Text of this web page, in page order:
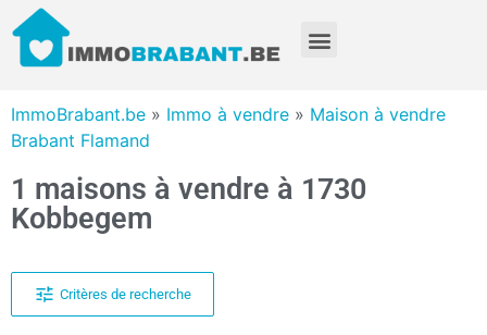
ImmoBrabant.be » Immo à vendre » Maison à vendre
Brabant Flamand
1 maisons à vendre à 1730
Kobbegem
Critères de recherche